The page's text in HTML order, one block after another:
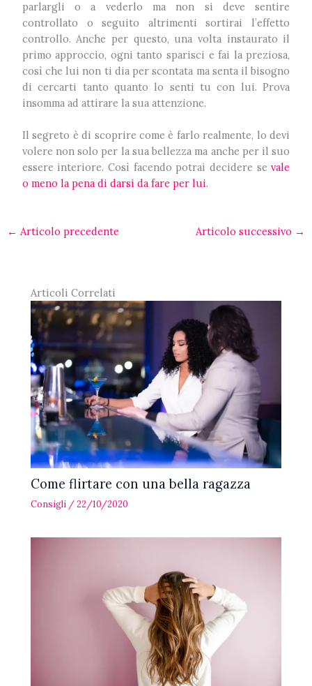
parlargli o a vederlo ma non si deve sentire
controllato o seguito altrimenti sortirai l’effetto
controllo. Anche per questo, una volta instaurato il
primo approccio, ogni tanto sparisci e fai la preziosa,
così che lui non ti dia per scontata ma senta il bisogno
di cercarti tanto quanto lo senti tu con lui. Prova
insomma ad attirare la sua attenzione.
Il segreto è di scoprire come è farlo realmente, lo devi
volere non solo per la sua bellezza ma anche per il suo
essere interiore. Così facendo potrai decidere sevale
o meno la pena di darsi da fare per lui.
← Articolo precedente Articolo successivo →
Articoli Correlati
Come flirtare con una bella ragazza
Consigli /22/10/2020